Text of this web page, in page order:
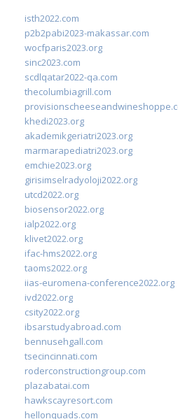
isth2022.com
p2b2pabi2023-makassar.com
wocfparis2023.org
sinc2023.com
scdlqatar2022-qa.com
thecolumbiagrill.com
khedi2023.org
akademikgeriatri2023.org
marmarapediatri2023.org
emchie2023.org
girisimselradyoloji2022.org
utcd2022.org
biosensor2022.org
ialp2022.org
klivet2022.org
ifac-hms2022.org
taoms2022.org
iias-euromena-conference2022.org
ivd2022.org
csity2022.org
ibsarstudyabroad.com
bennusehgall.com
tsecincinnati.com
roderconstructiongroup.com
plazabatai.com
hawkscayresort.com
hellonquads.com